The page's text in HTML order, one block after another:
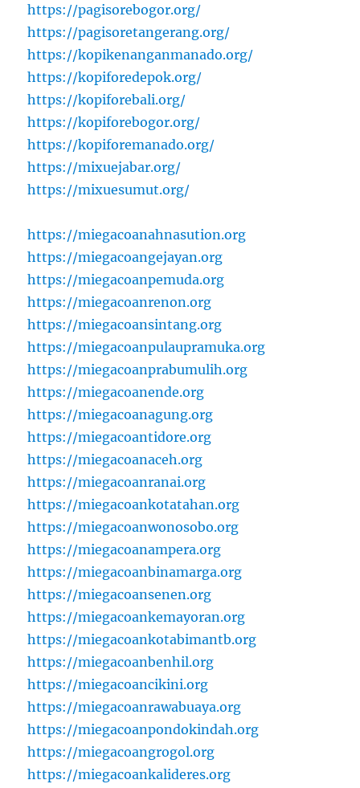
https://pagisorebogor.org/
https://pagisoretangerang.org/
https://kopikenanganmanado.org/
https://kopiforedepok.org/
https://kopiforebali.org/
https://kopiforebogor.org/
https://kopiforemanado.org/
https://mixuejabar.org/
https://mixuesumut.org/
https://miegacoanahnasution.org
https://miegacoangejayan.org
https://miegacoanpemuda.org
https://miegacoanrenon.org
https://miegacoansintang.org
https://miegacoanpulaupramuka.org
https://miegacoanprabumulih.org
https://miegacoanende.org
https://miegacoanagung.org
https://miegacoantidore.org
https://miegacoanaceh.org
https://miegacoanranai.org
https://miegacoankotatahan.org
https://miegacoanwonosobo.org
https://miegacoanampera.org
https://miegacoanbinamarga.org
https://miegacoansenen.org
https://miegacoankemayoran.org
https://miegacoankotabimantb.org
https://miegacoanbenhil.org
https://miegacoancikini.org
https://miegacoanrawabuaya.org
https://miegacoanpondokindah.org
https://miegacoangrogol.org
https://miegacoankalideres.org